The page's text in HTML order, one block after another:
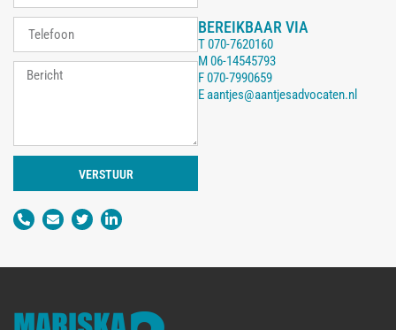
VERSTUUR
BEREIKBAAR VIA
T070-7620160
M06-14545793
F070-7990659
Eaantjes@aantjesadvocaten.nl